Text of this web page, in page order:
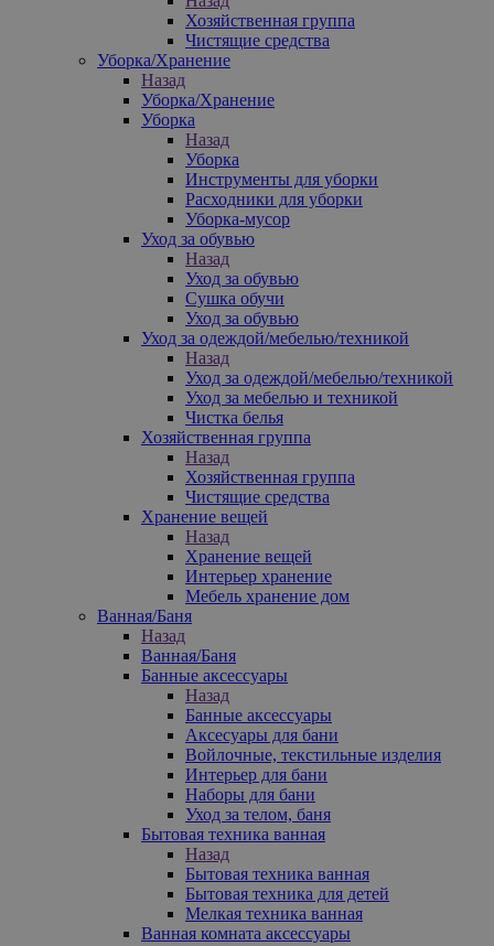
Хозяйственная группа
Чистящие средства
Уборка/Хранение
Назад
Уборка/Хранение
Уборка
Назад
Уборка
Инструменты для уборки
Расходники для уборки
Уборка-мусор
Уход за обувью
Назад
Уход за обувью
Сушка обучи
Уход за обувью
Уход за одеждой/мебелью/техникой
Назад
Уход за одеждой/мебелью/техникой
Уход за мебелью и техникой
Чистка белья
Хозяйственная группа
Назад
Хозяйственная группа
Чистящие средства
Хранение вещей
Назад
Хранение вещей
Интерьер хранение
Мебель хранение дом
Ванная/Баня
Назад
Ванная/Баня
Банные аксессуары
Назад
Банные аксессуары
Аксесуары для бани
Войлочные, текстильные изделия
Интерьер для бани
Наборы для бани
Уход за телом, баня
Бытовая техника ванная
Назад
Бытовая техника ванная
Бытовая техника для детей
Мелкая техника ванная
Ванная комната аксессуары